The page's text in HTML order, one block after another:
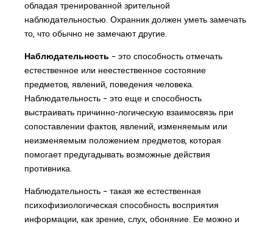
обладая тренированной зрительной
наблюдательностью. Охранник должен уметь замечать
то, что обычно не замечают другие.
Наблюдательность – это способность отмечать
естественное или неестественное состояние
предметов, явлений, поведения человека.
Наблюдательность – это еще и способность
выстраивать причинно-логическую взаимосвязь при
сопоставлении фактов, явлений, изменяемым или
неизменяемым положением предметов, которая
помогает предугадывать возможные действия
противника.
Наблюдательность – такая же естественная
психофизиологическая способность восприятия
информации, как зрение, слух, обоняние. Ее можно и